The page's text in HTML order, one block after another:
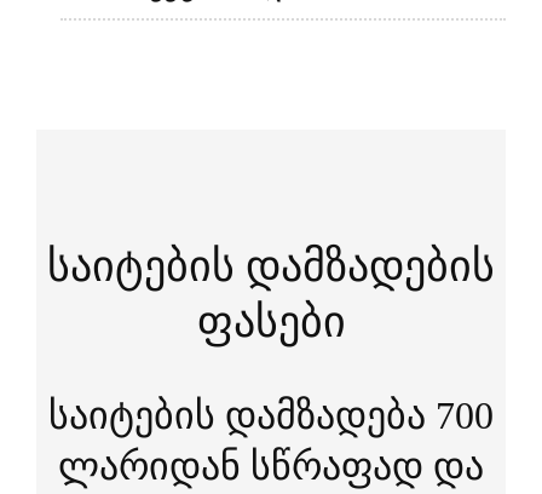
საიტების დამზადების
ფასები
საიტების დამზადება 700
ლარიდან სწრაფად და